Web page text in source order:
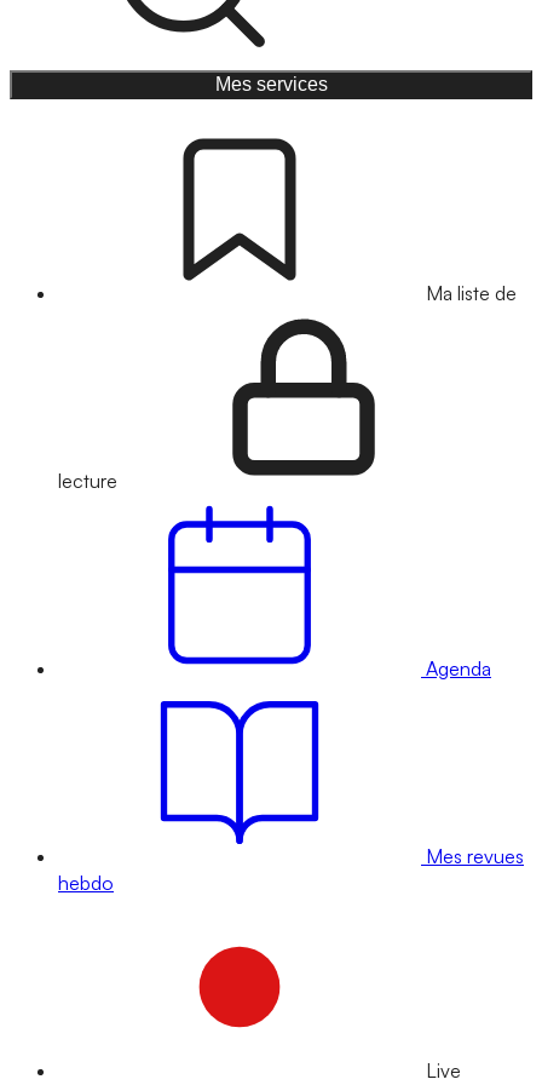
Mes services
Ma liste de
lecture
Agenda
Mes revues
hebdo
Live